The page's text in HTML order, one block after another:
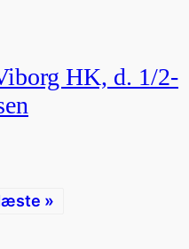
HK, d. 1/2-
»